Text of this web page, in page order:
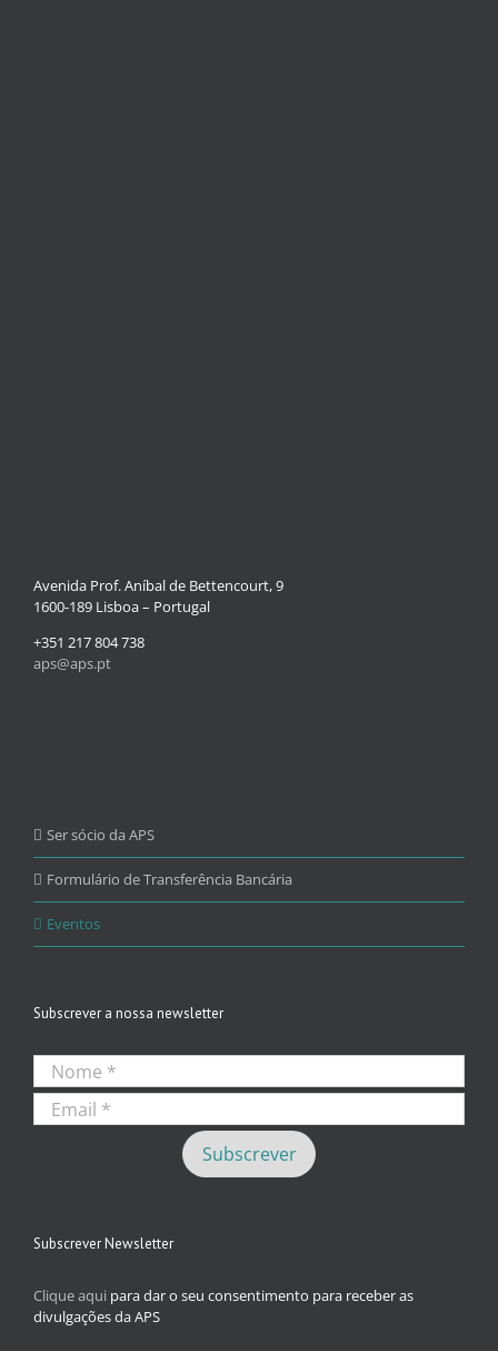
Avenida Prof. Aníbal de Bettencourt, 9
1600-189 Lisboa – Portugal
+351 217 804 738
aps@aps.pt
Ser sócio da APS
Formulário de Transferência Bancária
Eventos
Subscrever a nossa newsletter
Subscrever Newsletter
Clique aqui para dar o seu consentimento para receber as
divulgações da APS